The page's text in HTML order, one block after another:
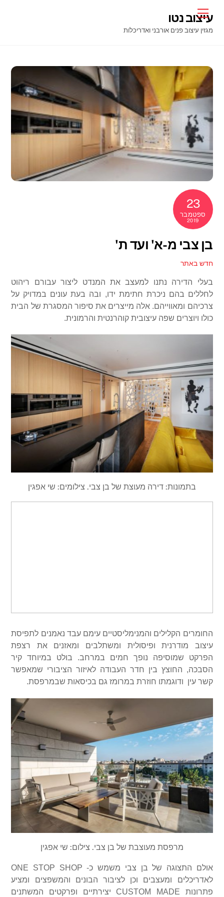
content
Menu
עיצוב נטו
מגזין עיצוב פנים אורבני ואדריכלות
23
ספטמבר
2019
בן צבי מ-א' ועד ת'
חדש באתר
בעלי הדירה נתנו למעצב את המנדט ליצור עבורם ריהוט
לחללים בהם ניכרת חתימת ידו, ובה בעת עונים במדויק על
צרכיהם ומאווייהם. אלה מייצרים את סיפור המסגרת של הבית
כולו ויוצרים שפה עיצובית קוהרנטית והרמונית.
בתמונות: דירה מעוצת של בן צבי. צילומים: שי אפגין
החומרים הקלילים והמנימליסטיים עימם עבד נאמנים לתפיסת
עיצוב מודרנית ופיסולית ומשתלבים ומאזנים את רצפת
הפרקט שמוסיפה נופך חמים במרחב. בולט במיוחד קיר
הסבכה, החוצץ בין חדר העבודה לאיזור הציבורי שמאפשר
קשר עין ודוגמתו חוזרת במרומז גם בכיסאות שבמרפסת.
מרפסת מעוצבת של בן צבי. צילום: שי אפגין
אולם התצוגה של בן צבי משמש כ- ONE STOP SHOP
לאדריכלים ומעצבים וכן לציבור הבונים והמשפצים ומציע
פתרונות CUSTOM MADEיצירתיים ופרקטים המשתנים